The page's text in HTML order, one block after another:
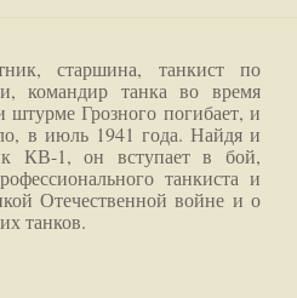
старшина, танкист по
командир танка во время
Грозного погибает, и
в июль 1941 года. Найдя и
КВ-1, он вступает в бой,
танкиста и
Отечественной войне и о
танков.